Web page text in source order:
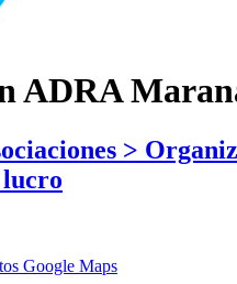
ADRA
>
lucro
Google Maps